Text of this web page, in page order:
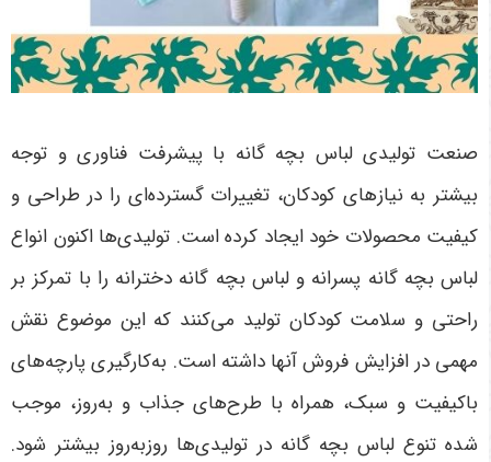
صنعت تولیدی لباس بچه گانه با پیشرفت فناوری و توجه
بیشتر به نیازهای کودکان، تغییرات گسترده‌ای را در طراحی و
کیفیت محصولات خود ایجاد کرده است. تولیدی‌ها اکنون انواع
لباس بچه گانه پسرانه و لباس بچه گانه دخترانه را با تمرکز بر
راحتی و سلامت کودکان تولید می‌کنند که این موضوع نقش
مهمی در افزایش فروش آنها داشته است. به‌کارگیری پارچه‌های
باکیفیت و سبک، همراه با طرح‌های جذاب و به‌روز، موجب
شده تنوع لباس بچه گانه در تولیدی‌ها روزبه‌روز بیشتر شود.